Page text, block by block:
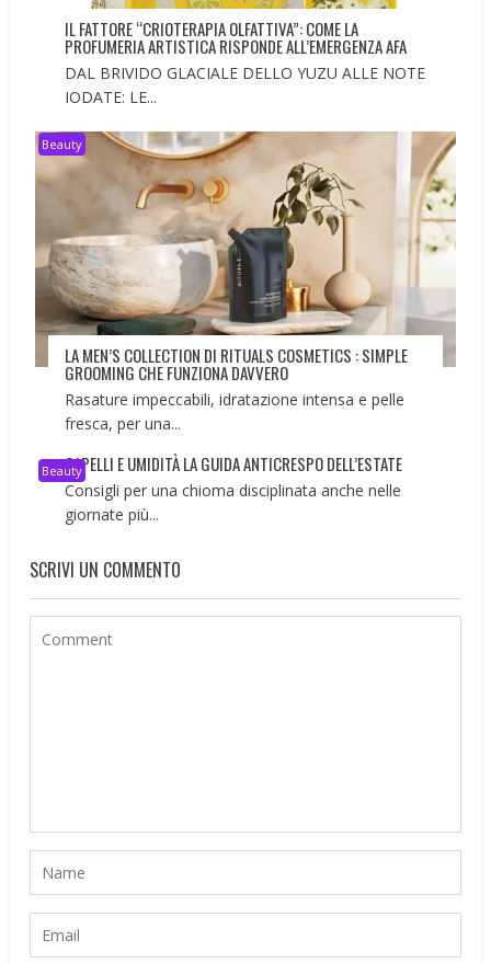
IL FATTORE “CRIOTERAPIA OLFATTIVA”: COME LA
PROFUMERIA ARTISTICA RISPONDE ALL’EMERGENZA AFA
DAL BRIVIDO GLACIALE DELLO YUZU ALLE NOTE
IODATE: LE...
Beauty
LA MEN’S COLLECTION DI RITUALS COSMETICS : SIMPLE
GROOMING CHE FUNZIONA DAVVERO
Rasature impeccabili, idratazione intensa e pelle
fresca, per una...
BeautyCAPELLI E UMIDITÀ LA GUIDA ANTICRESPO DELL’ESTATE
Consigli per una chioma disciplinata anche nelle
giornate più...
SCRIVI UN COMMENTO